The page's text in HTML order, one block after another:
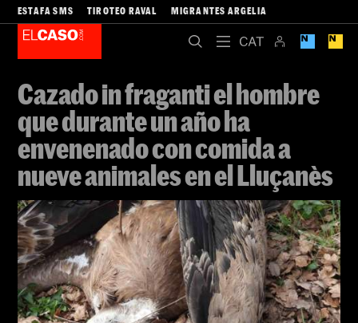
ESTAFA SMS TIROTEO RAVAL MIGRANTES ARGELIA
Cazado in fraganti el hombre
que durante un año ha
envenenado con comida a
nueve animales en el Lluçanès